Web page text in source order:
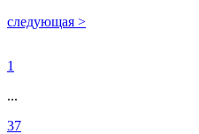
следующая >
1
...
37